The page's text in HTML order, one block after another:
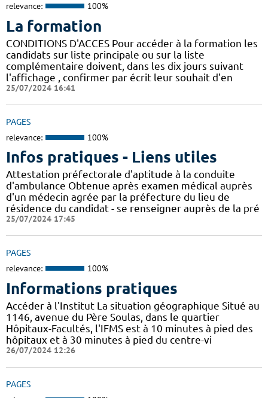
relevance: 100%
La formation
CONDITIONS D'ACCES Pour accéder à la formation les
candidats sur liste principale ou sur la liste
complémentaire doivent, dans les dix jours suivant
l'affichage , confirmer par écrit leur souhait d'en
25/07/2024 16:41
PAGES
relevance: 100%
Infos pratiques - Liens utiles
Attestation préfectorale d'aptitude à la conduite
d'ambulance Obtenue après examen médical auprès
d'un médecin agrée par la préfecture du lieu de
résidence du candidat - se renseigner auprès de la pré
25/07/2024 17:45
PAGES
relevance: 100%
Informations pratiques
Accéder à l'Institut La situation géographique Situé au
1146, avenue du Père Soulas, dans le quartier
Hôpitaux-Facultés, l'IFMS est à 10 minutes à pied des
hôpitaux et à 30 minutes à pied du centre-vi
26/07/2024 12:26
PAGES